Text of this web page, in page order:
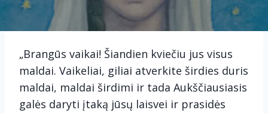
„Brangūs vaikai! Šiandien kviečiu jus visus
maldai. Vaikeliai, giliai atverkite širdies duris
maldai, maldai širdimi ir tada Aukščiausiasis
galės daryti įtaką jūsų laisvei ir prasidės